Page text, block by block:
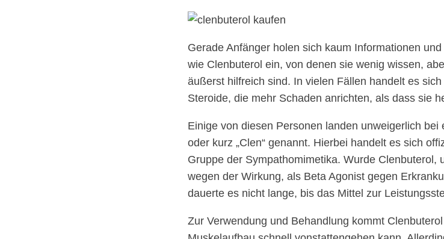
Gerade Anfänger holen sich kaum Informationen
wie Clenbuterol ein, von denen sie wenig wissen,
äußerst hilfreich sind. In vielen Fällen handelt es
Steroide, die mehr Schaden anrichten, als dass sie
Einige von diesen Personen landen unweigerlich
oder kurz „Clen“ genannt. Hierbei handelt es sich
Gruppe der Sympathomimetika. Wurde Clenbuterol,
wegen der Wirkung, als Beta Agonist gegen
dauerte es nicht lange, bis das Mittel zur
Zur Verwendung und Behandlung kommt